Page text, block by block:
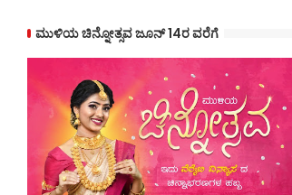
ಮುಳಿಯ ಚಿನ್ನೋತ್ಸವ ಜೂನ್ 14ರ ವರೆಗೆ